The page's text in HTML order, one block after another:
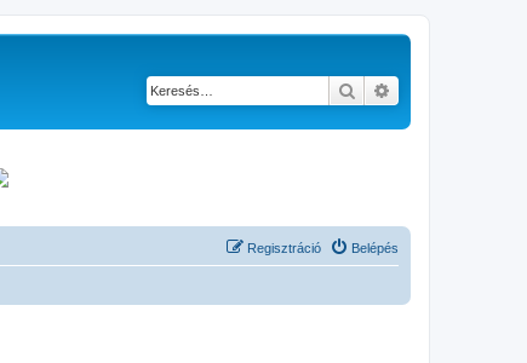
Keresés
Belépés
Regisztráció